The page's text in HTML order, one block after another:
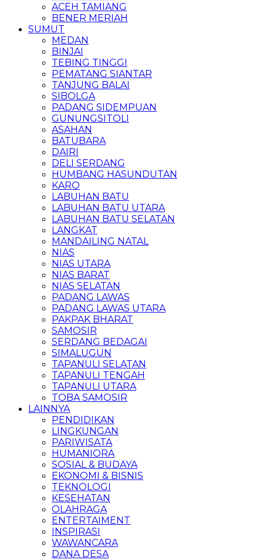
ACEH TAMIANG
BENER MERIAH
SUMUT
MEDAN
BINJAI
TEBING TINGGI
PEMATANG SIANTAR
TANJUNG BALAI
SIBOLGA
PADANG SIDEMPUAN
GUNUNGSITOLI
ASAHAN
BATUBARA
DAIRI
DELI SERDANG
HUMBANG HASUNDUTAN
KARO
LABUHAN BATU
LABUHAN BATU UTARA
LABUHAN BATU SELATAN
LANGKAT
MANDAILING NATAL
NIAS
NIAS UTARA
NIAS BARAT
NIAS SELATAN
PADANG LAWAS
PADANG LAWAS UTARA
PAKPAK BHARAT
SAMOSIR
SERDANG BEDAGAI
SIMALUGUN
TAPANULI SELATAN
TAPANULI TENGAH
TAPANULI UTARA
TOBA SAMOSIR
LAINNYA
PENDIDIKAN
LINGKUNGAN
PARIWISATA
HUMANIORA
SOSIAL & BUDAYA
EKONOMI & BISNIS
TEKNOLOGI
KESEHATAN
OLAHRAGA
ENTERTAIMENT
INSPIRASI
WAWANCARA
DANA DESA